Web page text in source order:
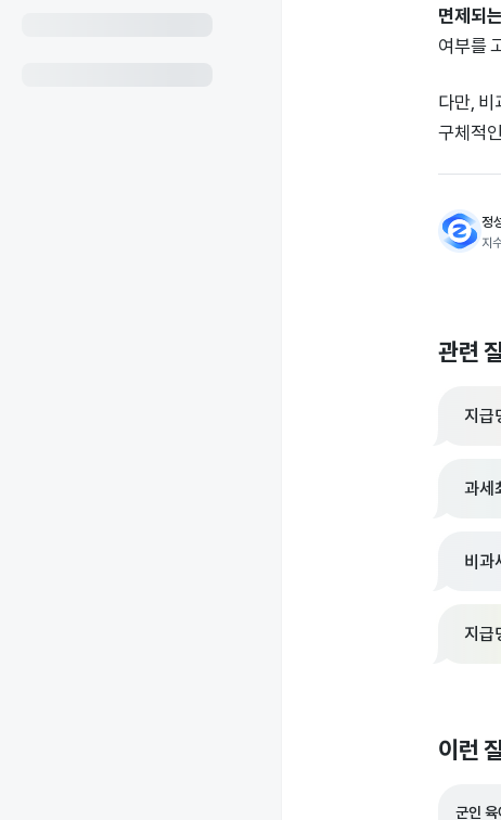
면제되
여부를
다만,
구체적
정
지
관련
지급
과세
비과
지급
이런
군인